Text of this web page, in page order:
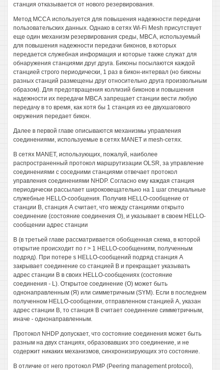
станция отказывается от нового резервирования.
Метод МССА используется для повышения надежности передачи
пользовательских данных. Однако в сетях Wi-Fi Mesh присутствует
еще один механизм резервирования среды, МВСА, используемый
для повышения надежности передачи биконов, в которых
передается служебная информация и которые также служат для
обнаружения станциями друг друга. Биконы посылаются каждой
станцией строго периодически, 1 раз в бикон-интервал (но биконы
разных станций размещены друг относительно друга произвольным
образом). Для предотвращения коллизий биконов и повышения
надежности их передачи МВСА запрещает станции вести любую
передачу в то время, как хотя бы 1 станция из ее двухшагового
окружения передает бикон.
Далее в первой главе описываются механизмы управления
соединениями, используемые в сетях MANET и mesh-сетях.
В сетях MANET, использующих, пожалуй, наиболее
распространенный протокол маршрутизации OLSR, за управление
соединениями с соседними станциями отвечает протокол
управления соединениями NHDP. Согласно ему каждая станция
периодически рассылает широковещательно на 1 шаг специальные
служебные HELLO-сообщения. Получив HELLO-сообщение от
станции В, станция А считает, что между станциями открыто
соединение (состояние соединения О), и указывает в своем HELLO-
сообщении адрес станции
В (в третьей главе рассматривается обобщенная схема, в которой
открытие происходит по г > 1 HELLO-сообщениям, полученным
подряд). При потере s HELLO-сообщений подряд станция А
закрывает соединение со станцией В и прекращает указывать
адрес станции В в своих HELLO-сообщениях (состояние
соединения - L). Открытое соединение (О) может быть
однонаправленным (Я) или симметричным (SYM). Если в последнем
полученном HELLO-сообщении, отправленном станцией А, указан
адрес станции В, то станция В считает соединение симметричным,
иначе - однонаправленным.
Протокол NHDP допускает, что состояние соединения может быть
разным на двух станциях, образовавших это соединение, и не
содержит никаких механизмов, синхронизирующих это состояние.
В отличие от него протокол РМР (Peering management protocoí),